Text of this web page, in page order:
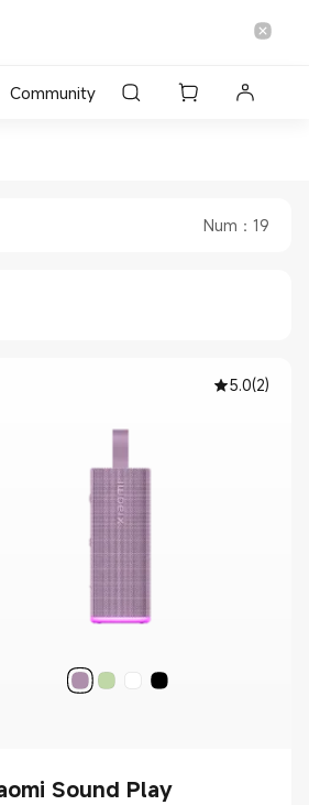
Community
Official
Num ： 19
5.0(2)
Sound Play